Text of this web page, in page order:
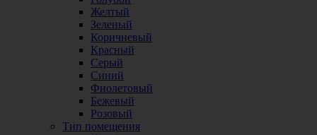
Желтый
Зеленый
Коричневый
Красный
Серый
Синий
Фиолетовый
Бежевый
Розовый
Тип помещения